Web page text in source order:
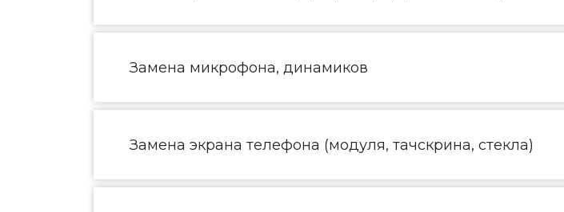
Замена микрофона, динамиков
Замена экрана телефона (модуля, тачскрина, стекла)